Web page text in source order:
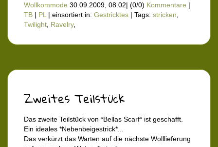
Wollkommode 30.09.2009, 08.02| (0/0) Kommentare |
TB | PL | einsortiert in: Gestricktes | Tags: stricken
Twilight Ravelry,
Zweites Teilstück
Das zweite Teilstück von *Bellas Scarf* ist geschafft.
Ein ideales *Nebenbeigestrick*...
Das verkürzt das Warten auf die nächste Wolllieferung